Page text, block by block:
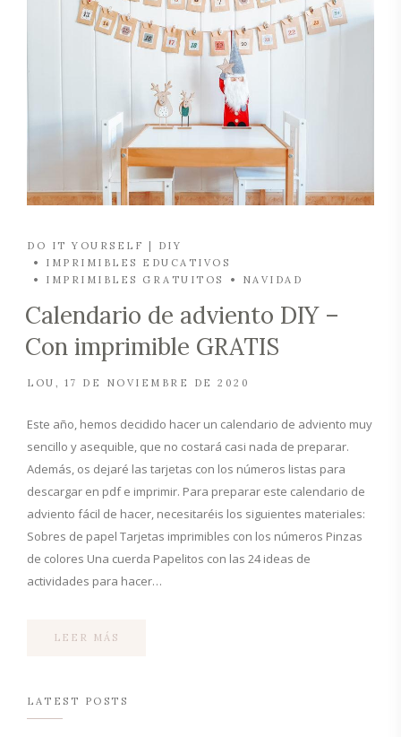
DO IT YOURSELF | DIY
IMPRIMIBLES EDUCATIVOS
IMPRIMIBLES GRATUITOS
NAVIDAD
Calendario de adviento DIY –
Con imprimible GRATIS
LOU 17 DE NOVIEMBRE DE 2020
Este año, hemos decidido hacer un calendario de adviento muy
sencillo y asequible, que no costará casi nada de preparar.
Además, os dejaré las tarjetas con los números listas para
descargar en pdf e imprimir. Para preparar este calendario de
adviento fácil de hacer, necesitaréis los siguientes materiales:
Sobres de papel Tarjetas imprimibles con los números Pinzas
de colores Una cuerda Papelitos con las 24 ideas de
actividades para hacer…
LEER MÁS
LATEST POSTS